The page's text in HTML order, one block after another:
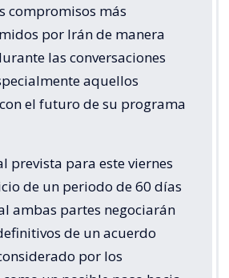
compromisos más
por Irán de manera
las conversaciones
aquellos
el futuro de su programa
prevista para este viernes
de un periodo de 60 días
ambas partes negociarán
de un acuerdo
por los